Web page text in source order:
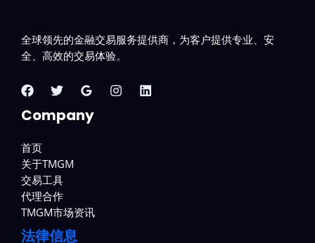
全球领先的金融交易服务提供商，为客户提供专业、安
全、高效的交易体验。
Company
首页
关于TMGM
交易工具
代理合作
TMGM市场资讯
法律信息